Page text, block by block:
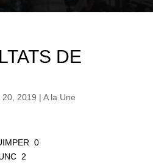
DE
20, 2019 | A la Une
0
2